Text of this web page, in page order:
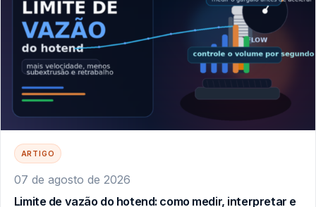
ARTIGO
07 de agosto de 2026
Limite de vazão do hotend: como medir, interpretar e